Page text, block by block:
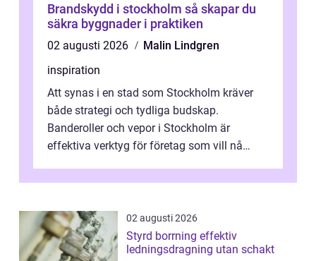
Brandskydd i stockholm så skapar du
säkra byggnader i praktiken
02 augusti 2026
Malin Lindgren
inspiration
Att synas i en stad som Stockholm kräver
både strategi och tydliga budskap.
Banderoller och vepor i Stockholm är
effektiva verktyg för företag som vill nå
02 augusti 2026
Styrd borrning effektiv
ledningsdragning utan schakt